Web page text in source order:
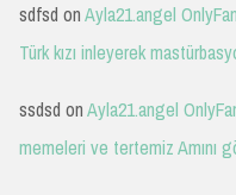
sdfsd onAyla21.angel
Türk kızı inleyerek
ssdsd onAyla21.angel
memeleri ve tertemiz Amını